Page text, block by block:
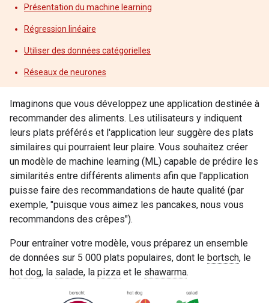
Présentation du machine learning
Régression linéaire
Utiliser des données catégorielles
Réseaux de neurones
Imaginons que vous développez une application destinée à
recommander des aliments. Les utilisateurs y indiquent
leurs plats préférés et l'application leur suggère des plats
similaires qui pourraient leur plaire. Vous souhaitez créer
un modèle de machine learning (ML) capable de prédire les
similarités entre différents aliments afin que l'application
puisse faire des recommandations de haute qualité (par
exemple, "puisque vous aimez les pancakes, nous vous
recommandons des crêpes").
Pour entraîner votre modèle, vous préparez un ensemble
de données sur 5 000 plats populaires, dont le bortsch, le
hot dog, la salade, la pizza et le shawarma.